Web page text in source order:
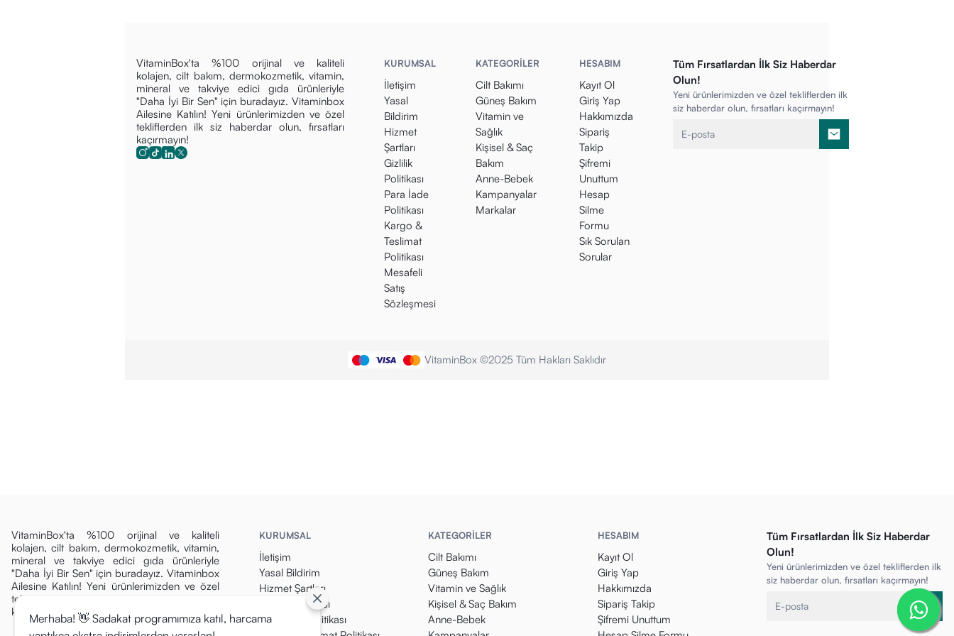
VitaminBox'ta %100 orijinal ve kaliteli
kolajen, cilt bakım, dermokozmetik, vitamin,
mineral ve takviye edici gıda ürünleriyle
"Daha İyi Bir Sen" için buradayız. Vitaminbox
Ailesine Katılın! Yeni ürünlerimizden ve özel
tekliflerden ilk siz haberdar olun, fırsatları
kaçırmayın!
KURUMSAL
İletişim
Yasal
Bildirim
Hizmet
Şartları
Gizlilik
Politikası
Para İade
Politikası
Kargo &
Teslimat
Politikası
Mesafeli
Satış
Sözleşmesi
KATEGORİLER
Cilt Bakımı
Güneş Bakım
Vitamin ve
Sağlık
Kişisel & Saç
Bakım
Anne-Bebek
Kampanyalar
Markalar
HESABIM
Kayıt Ol
Giriş Yap
Hakkımızda
Sipariş
Takip
Şifremi
Unuttum
Hesap
Silme
Formu
Sık Sorulan
Sorular
Tüm Fırsatlardan İlk Siz Haberdar
Olun!
Yeni ürünlerimizden ve özel tekliflerden ilk
siz haberdar olun, fırsatları kaçırmayın!
VitaminBox ©2025 Tüm Hakları Saklıdır
VitaminBox'ta %100 orijinal ve kaliteli
kolajen, cilt bakım, dermokozmetik, vitamin,
mineral ve takviye edici gıda ürünleriyle
"Daha İyi Bir Sen" için buradayız. Vitaminbox
Ailesine Katılın! Yeni ürünlerimizden ve özel
tekliflerden ilk siz haberdar olun, fırsatları
kaçırmayın!
KURUMSAL
İletişim
Yasal Bildirim
Hizmet Şartları
Gizlilik Politikası
Para İade Politikası
KATEGORİLER
Cilt Bakımı
Güneş Bakım
Vitamin ve Sağlık
Kişisel & Saç Bakım
Anne-Bebek
HESABIM
Kayıt Ol
Giriş Yap
Hakkımızda
Sipariş Takip
Şifremi Unuttum
Tüm Fırsatlardan İlk Siz Haberdar
Olun!
Yeni ürünlerimizden ve özel tekliflerden ilk
siz haberdar olun, fırsatları kaçırmayın!
Merhaba! 👋 Sadakat programımıza katıl, harcama